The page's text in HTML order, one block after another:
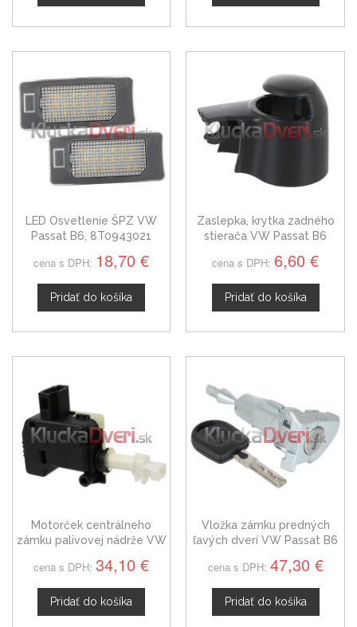
LED Osvetlenie ŠPZ VW
Passat B6, 8T0943021
cena s DPH: 18,70 €
Pridať do košíka
Zaslepka, krytka zadného
stierača VW Passat B6
cena s DPH: 6,60 €
Pridať do košíka
Motorček centrálneho
zámku palivovej nádrže VW
cena s DPH: 34,10 €
Pridať do košíka
Vložka zámku predných
ľavých dverí VW Passat B6
cena s DPH: 47,30 €
Pridať do košíka